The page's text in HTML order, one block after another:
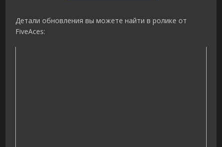
Детали обновления вы можете найти в ролике от
FiveAces: